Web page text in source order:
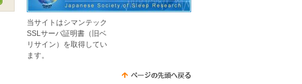
当サイトはシマンテック
SSLサーバ証明書（旧ベ
リサイン）を取得してい
ます。